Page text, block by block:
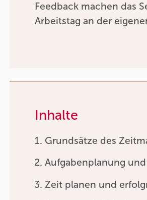
Feedback machen das
Arbeitstag an der
Inhalte
Grundsätze des
Aufgabenplanung
Zeit planen und